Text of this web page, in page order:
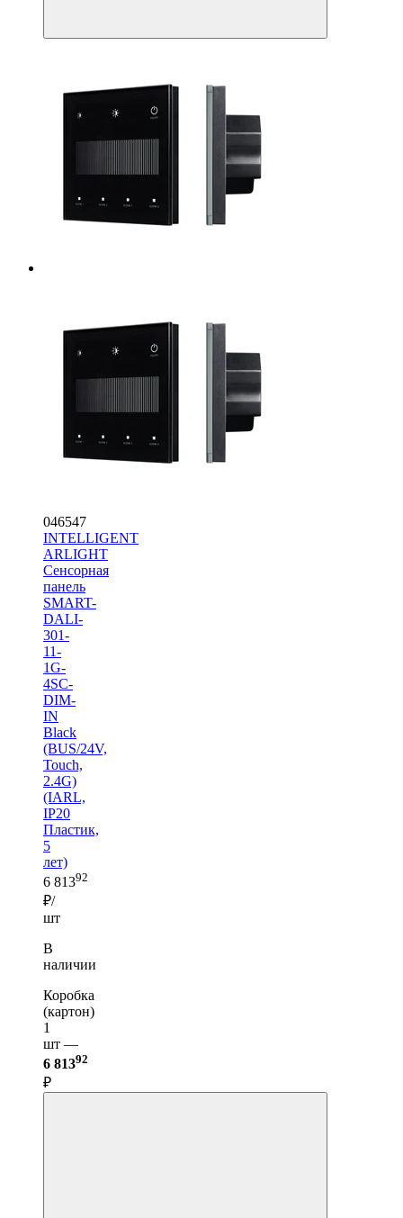
046547
INTELLIGENT
ARLIGHT
Сенсорная
панель
SMART-
DALI-
301-
11-
1G-
4SC-
DIM-
IN
Black
(BUS/24V,
Touch,
2.4G)
(IARL,
IP20
Пластик,
5
лет)
6 81392
₽/
шт
В
наличии
Коробка
(картон)
1
шт —
6 81392
₽